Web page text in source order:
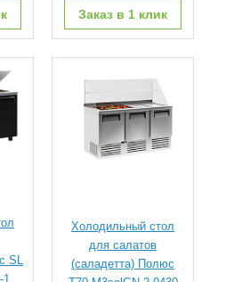
Заказ в 1 клик
SL
Холодильный стол
для салатов
(саладетта) Полюс